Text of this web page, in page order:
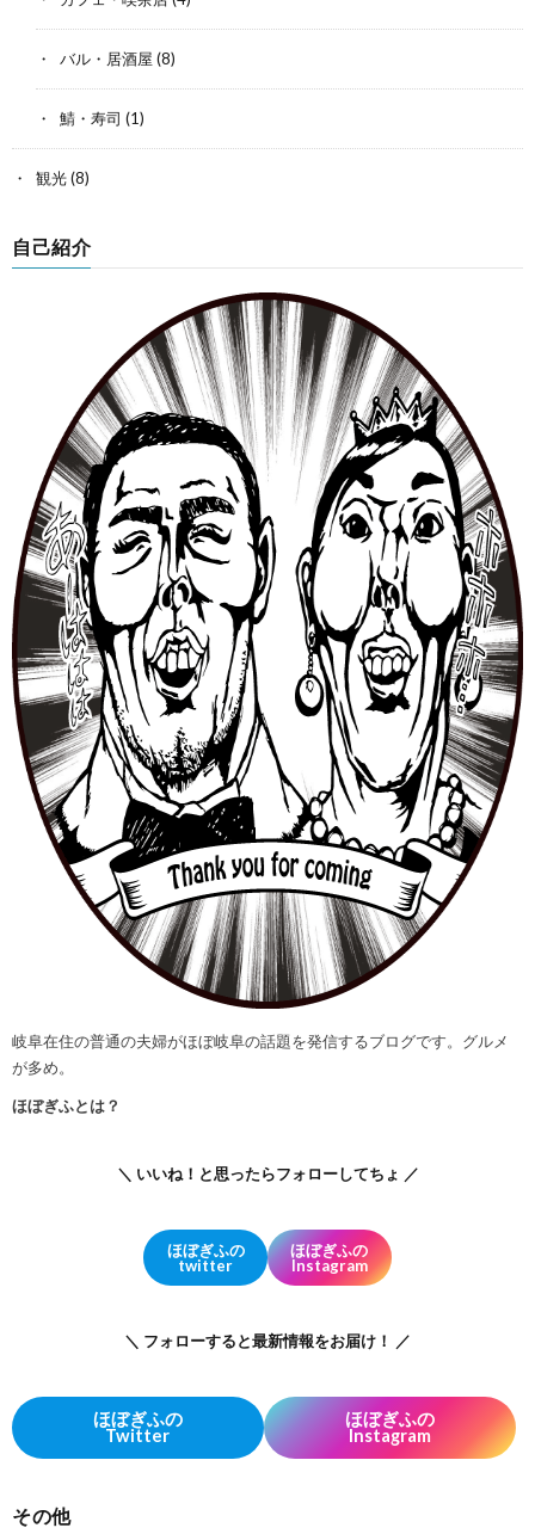
バル・居酒屋 (8)
鯖・寿司 (1)
観光(8)
自己紹介
岐阜在住の普通の夫婦がほぼ岐阜の話題を発信するブログです。グルメ
が多め。
ほぼぎふとは？
＼ いいね！と思ったらフォローしてちょ ／
ほぼぎふの
twitter
ほぼぎふの
Instagram
＼ フォローすると最新情報をお届け！ ／
ほぼぎふの
Twitter
ほぼぎふの
Instagram
その他